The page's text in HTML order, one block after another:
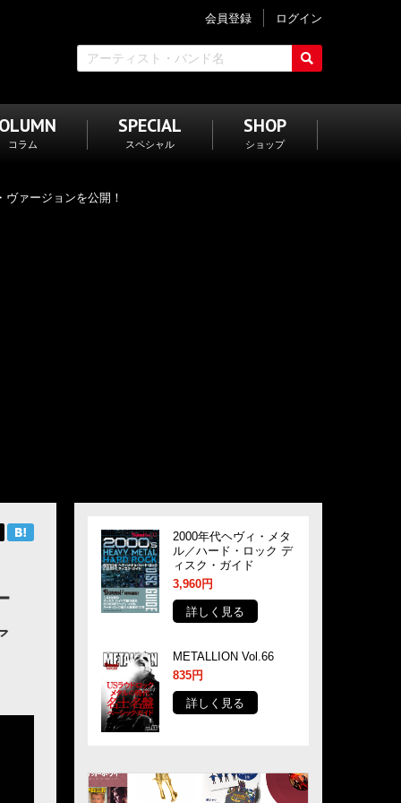
会員登録 ログイン
コラム
SPECIAL
スペシャル
SHOP
ショップ
ァージョンを公開！
2000年代ヘヴィ・メタ
ル／ハード・ロック デ
ィスク・ガイド
3,960円
詳しく見る
METALLION Vol.66
835円
詳しく見る